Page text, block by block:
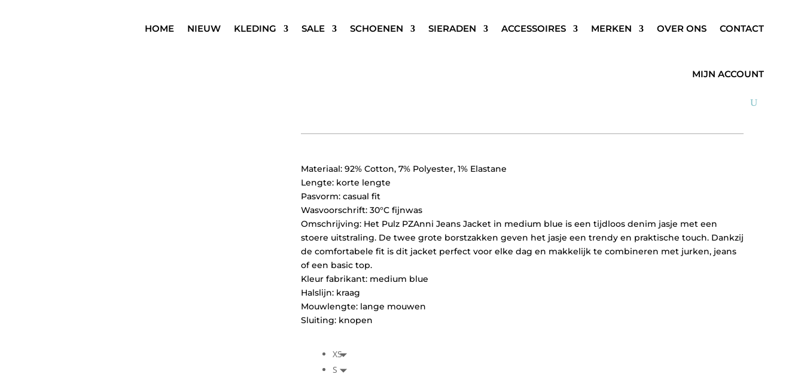
HOME NIEUW KLEDING SALE SCHOENEN SIERADEN ACCESSOIRES MERKEN OVER ONS CONTACT
MIJN ACCOUNT
Materiaal: 92% Cotton, 7% Polyester, 1% Elastane
Lengte: korte lengte
Pasvorm: casual fit
Wasvoorschrift: 30°C fijnwas
Omschrijving: Het Pulz PZAnni Jeans Jacket in medium blue is een tijdloos denim jasje met een
stoere uitstraling. De twee grote borstzakken geven het jasje een trendy en praktische touch. Dankzij
de comfortabele fit is dit jacket perfect voor elke dag en makkelijk te combineren met jurken, jeans
of een basic top.
Kleur fabrikant: medium blue
Halslijn: kraag
Mouwlengte: lange mouwen
Sluiting: knopen
XS
S